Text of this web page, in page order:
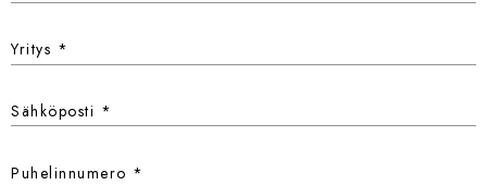
Yritys *
Sähköposti *
Puhelinnumero *